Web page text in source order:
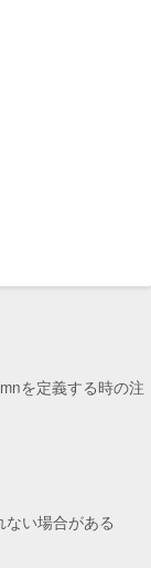
を定義する時の注
い場合がある